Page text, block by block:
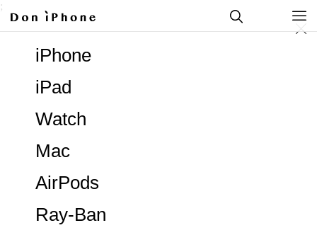
;
AirPods
Ray-Ban
Mac
Watch
iPad
iPhone